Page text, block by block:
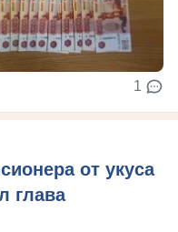
1
от укуса
глава